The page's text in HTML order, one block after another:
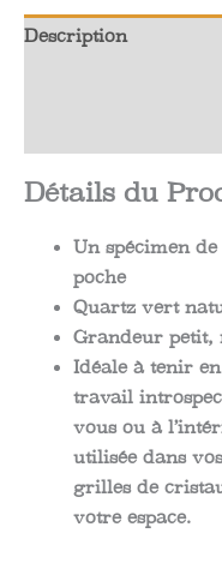
Poche
Description
Détails du
Un spécimen
poche
Quartz vert
Grandeur petit,
Idéale à tenir
travail
vous ou à
utilisée dans
grilles de
votre espace.